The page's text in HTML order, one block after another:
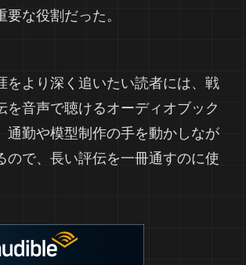
要な役割だった。
をより深く追いたい読者には、戦
を音声で聴けるオーディオブック
通勤や模型制作の手を動かしなが
ので、長い評伝を一冊通すのに使